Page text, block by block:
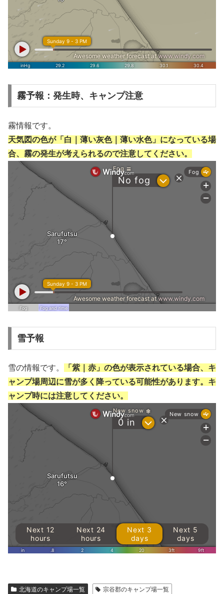
霧予報：発生時、キャンプ注意
霧情報です。
天気図の色が「白｜薄い灰色｜薄い水色」になっている場
合、霧の発生が考えられるので注意してください。
雪予報
雪の情報です。
「紫｜赤」の色が表示されている場合、キ
ャンプ場周辺に雪が多く降っている可能性があります。キ
ャンプ時には注意してください。
北海道のキャンプ場一覧 宗谷郡のキャンプ場一覧